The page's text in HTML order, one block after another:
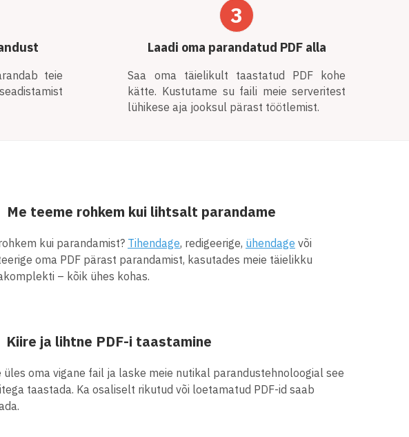
teie
3
Laadi oma parandatud PDF alla
Saa oma täielikult taastatud PDF kohe
kätte. Kustutame su faili meie serveritest
lühikese aja jooksul pärast töötlemist.
Me teeme rohkem kui lihtsalt parandame
kui parandamist? Tihendage, redigeerige, ühendage või
oma PDF pärast parandamist, kasutades meie täielikku
– kõik ühes kohas.
Kiire ja lihtne PDF-i taastamine
üles oma vigane fail ja laske meie nutikal parandustehnoloogial see
taastada. Ka osaliselt rikutud või loetamatud PDF-id saab